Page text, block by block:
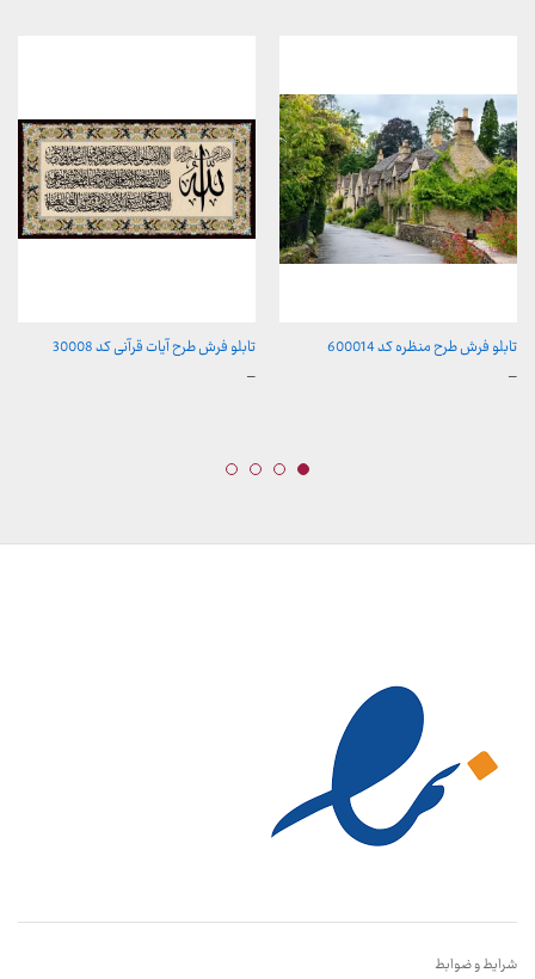
تابلو فرش طرح منظره کد 600014
–محدوده
تابلو فرش طرح آیات قرآنی کد 30008
–محدوده
شرایط و ضوابط